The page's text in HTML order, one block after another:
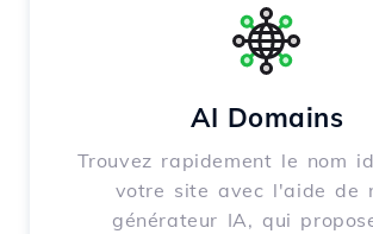
AI Domains
Trouvez rapidement le nom
votre site avec l'aide de
générateur IA, qui